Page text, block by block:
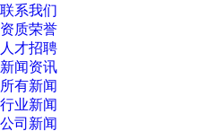
联系我们
资质荣誉
人才招聘
新闻资讯
所有新闻
行业新闻
公司新闻